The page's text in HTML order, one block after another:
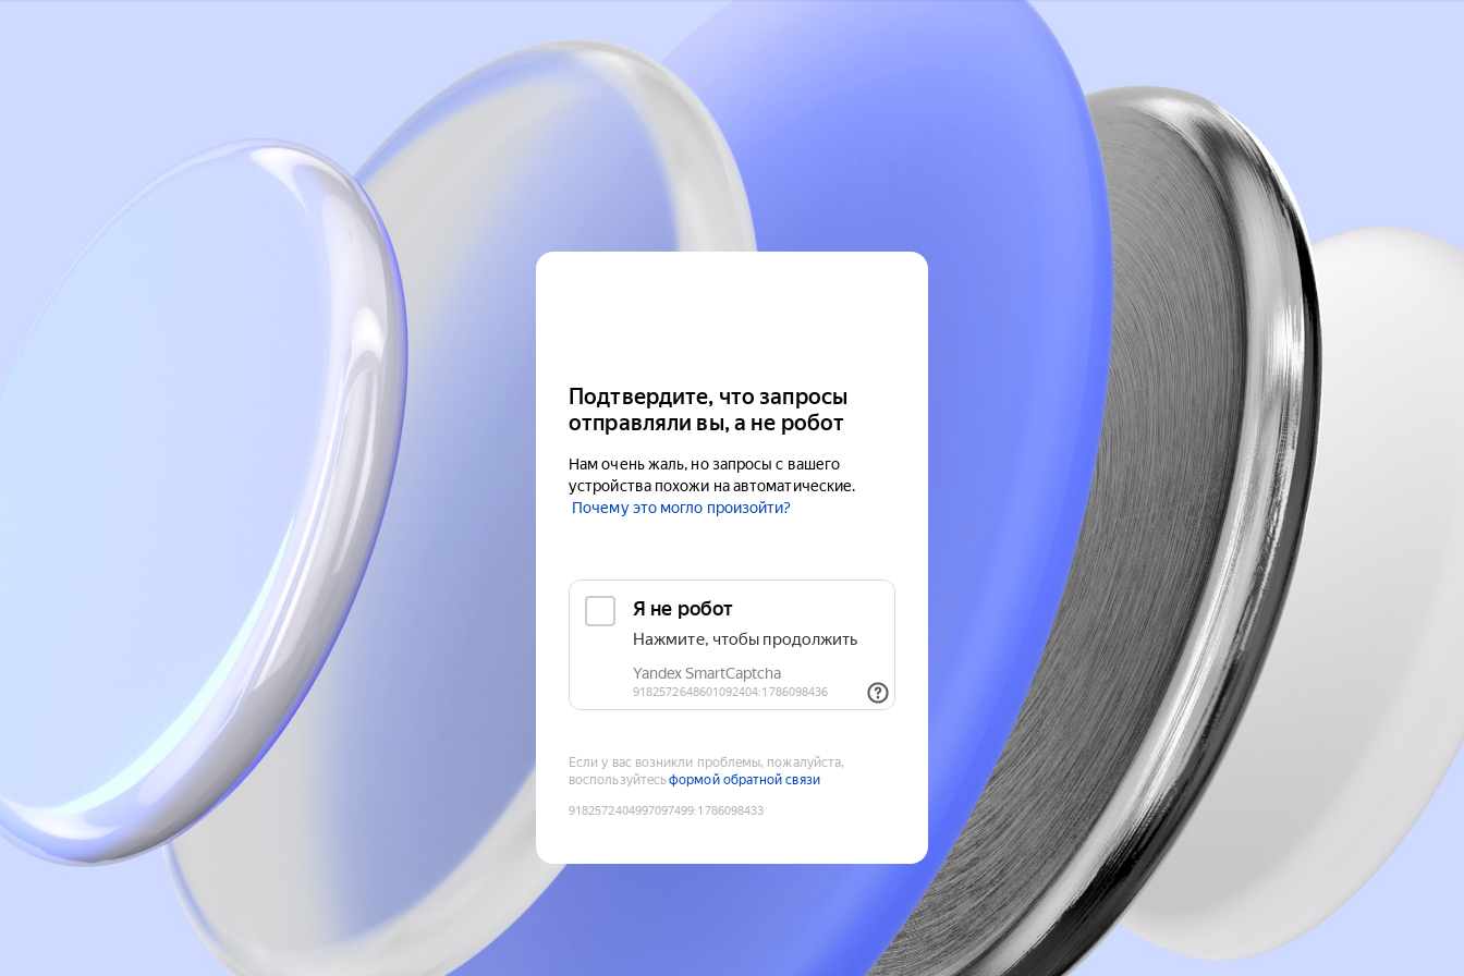
Подтвердите, что запросы
отправляли вы, а не робот
Нам очень жаль, но запросы с вашего
устройства похожи на автоматические.
Почему это могло произойти?
Если у вас возникли проблемы, пожалуйста,
воспользуйтесьформой обратной связи
9182572404997097499:1786098433